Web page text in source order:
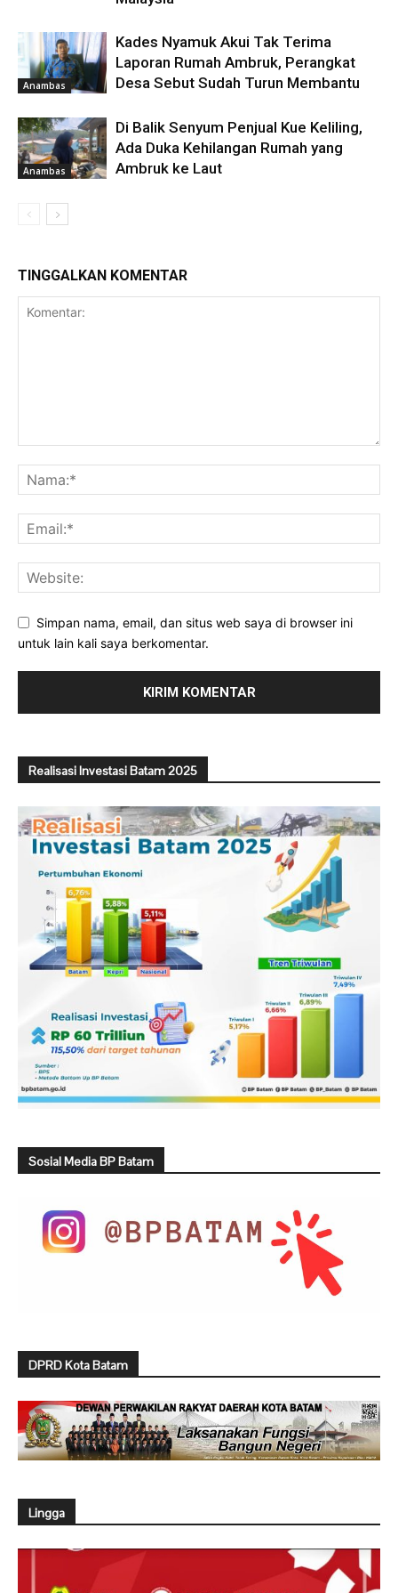
Anambas
Kades Nyamuk Akui Tak Terima
Laporan Rumah Ambruk, Perangkat
Desa Sebut Sudah Turun Membantu
Anambas
Di Balik Senyum Penjual Kue Keliling,
Ada Duka Kehilangan Rumah yang
Ambruk ke Laut
TINGGALKAN KOMENTAR
Simpan nama, email, dan situs web saya di browser ini
untuk lain kali saya berkomentar.
Realisasi Investasi Batam 2025
Sosial Media BP Batam
DPRD Kota Batam
Lingga